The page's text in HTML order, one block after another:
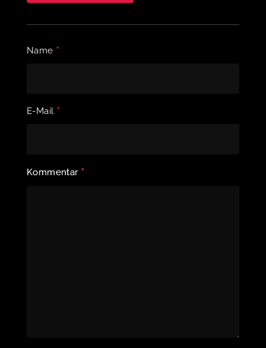
Name *
E-Mail *
Kommentar *